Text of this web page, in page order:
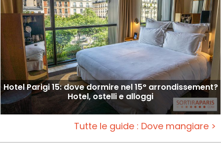
Hotel Parigi 15: dove dormire nel 15° arrondissement?
Hotel, ostelli e alloggi
Tutte le guide : Dove mangiare >